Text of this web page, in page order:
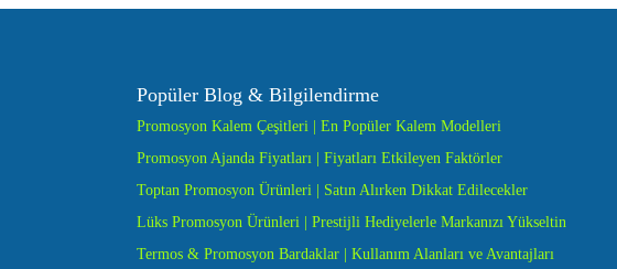
Popüler Blog & Bilgilendirme
Promosyon Kalem Çeşitleri | En Popüler Kalem Modelleri
Promosyon Ajanda Fiyatları | Fiyatları Etkileyen Faktörler
Toptan Promosyon Ürünleri | Satın Alırken Dikkat Edilecekler
Lüks Promosyon Ürünleri | Prestijli Hediyelerle Markanızı Yükseltin
Termos & Promosyon Bardaklar | Kullanım Alanları ve Avantajları